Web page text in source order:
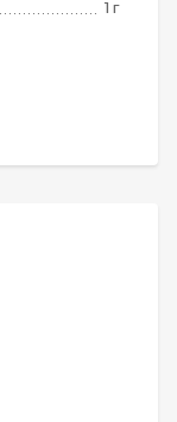
1 г